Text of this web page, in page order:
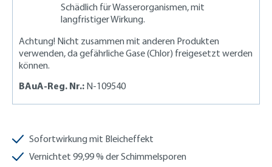
Sofortwirkung mit Bleicheffekt
Vernichtet 99,99 % der Schimmelsporen
Schädlich für Wasserorganismen, mit
langfristiger Wirkung.
Achtung! Nicht zusammen mit anderen Produkten
verwenden, da gefährliche Gase (Chlor) freigesetzt werden
können.
BAuA-Reg. Nr.: N-109540